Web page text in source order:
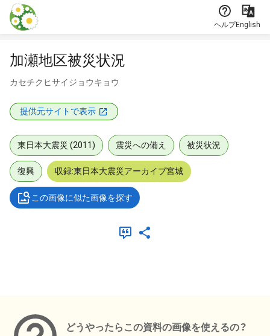
本文に飛ぶ
ヘルプEnglish
加瀬地区被災状況
カセチクヒサイジョウキョウ
提供元サイトで表示
東日本大震災 (2011) 震災への備え 被災状況
復興 収録:東日本大震災アーカイブ宮城
この画像に似た画像を探す
どうやったらこの資料の画像を使えるの？